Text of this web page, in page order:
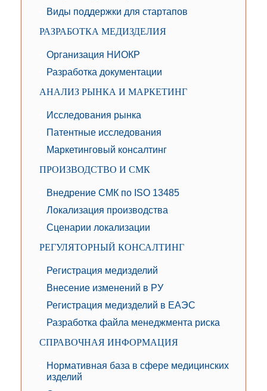
Виды поддержки для стартапов
РАЗРАБОТКА МЕДИЗДЕЛИЯ
Организация НИОКР
Разработка документации
АНАЛИЗ РЫНКА И МАРКЕТИНГ
Исследования рынка
Патентные исследования
Маркетинговый консалтинг
ПРОИЗВОДСТВО И СМК
Внедрение СМК по ISO 13485
Локализация производства
Сценарии локализации
РЕГУЛЯТОРНЫЙ КОНСАЛТИНГ
Регистрация медизделий
Внесение изменений в РУ
Регистрация медизделий в ЕАЭС
Разработка файла менеджмента риска
СПРАВОЧНАЯ ИНФОРМАЦИЯ
Нормативная база в сфере медицинских
изделий